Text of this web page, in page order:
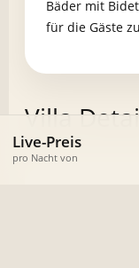
Bäder mit
für die Gäste
Villa
Live-Preis
pro Nacht von